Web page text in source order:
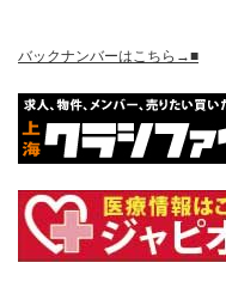
バックナンバーはこちら→■